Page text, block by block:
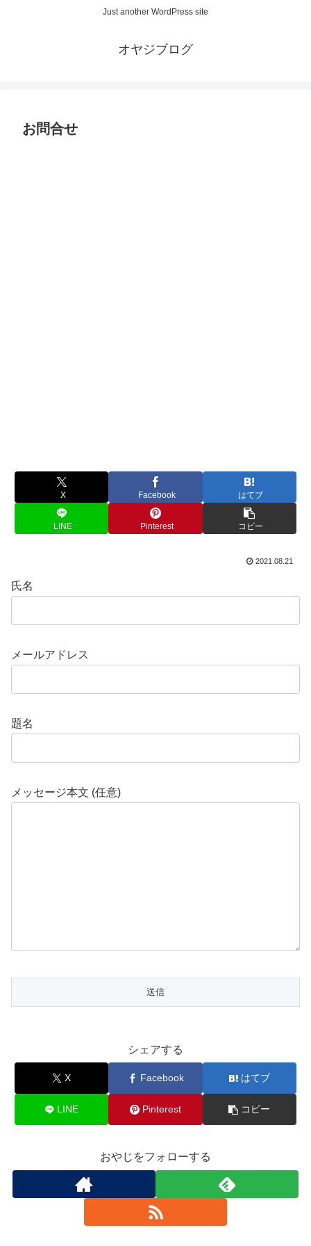
Just another WordPress site
オヤジブログ
お問合せ
X Facebook はてブ
LINE Pinterest コピー
2021.08.21
氏名
メールアドレス
題名
メッセージ本文 (任意)
シェアする
X Facebook はてブ
LINE Pinterest コピー
おやじをフォローする